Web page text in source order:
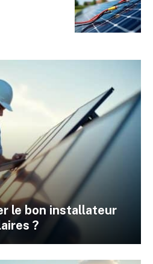
le bon installateur
?